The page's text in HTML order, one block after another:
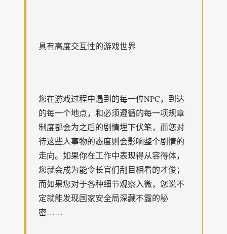
具有高度交互性的游戏世界
您在游戏过程中遇到的每一位NPC，到达
的每一个地点，和必须遵循的每一项规章
制度都会为之后的剧情埋下伏笔，而您对
待这些人事物的态度则会影响整个剧情的
走向。如果你在工作中表现得从容得体，
您就会成为能令长官们刮目相看的才俊；
而如果您对于各种细节观察入微，您说不
定就能发现国家安全局深藏不露的秘
密……